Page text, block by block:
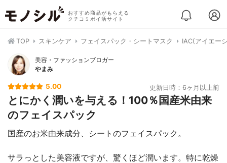
おすすめ商品がもらえる
クチコミポイ活サイト
TOP スキンケア フェイスパック・シートマスク IAC(アイエー
美容・ファッションブロガー
やまみ
5.00 更新日時：6ヶ月以上前
とにかく潤いを与える！100％国産米由来
のフェイスパック
国産のお米由来成分、シートのフェイスパック。
サラっとした美容液ですが、驚くほど潤います。特に乾燥